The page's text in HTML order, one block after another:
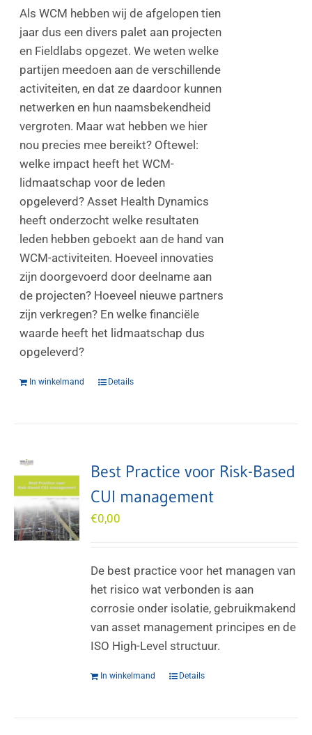
Als WCM hebben wij de afgelopen tien
jaar dus een divers palet aan projecten
en Fieldlabs opgezet. We weten welke
partijen meedoen aan de verschillende
activiteiten, en dat ze daardoor kunnen
netwerken en hun naamsbekendheid
vergroten. Maar wat hebben we hier
nou precies mee bereikt? Oftewel:
welke impact heeft het WCM-
lidmaatschap voor de leden
opgeleverd? Asset Health Dynamics
heeft onderzocht welke resultaten
leden hebben geboekt aan de hand van
WCM-activiteiten. Hoeveel innovaties
zijn doorgevoerd door deelname aan
de projecten? Hoeveel nieuwe partners
zijn verkregen? En welke financiële
waarde heeft het lidmaatschap dus
opgeleverd?
In winkelmand Details
Best Practice voor Risk-Based
CUI management
€0,00
De best practice voor het managen van
het risico wat verbonden is aan
corrosie onder isolatie, gebruikmakend
van asset management principes en de
ISO High-Level structuur.
In winkelmand Details